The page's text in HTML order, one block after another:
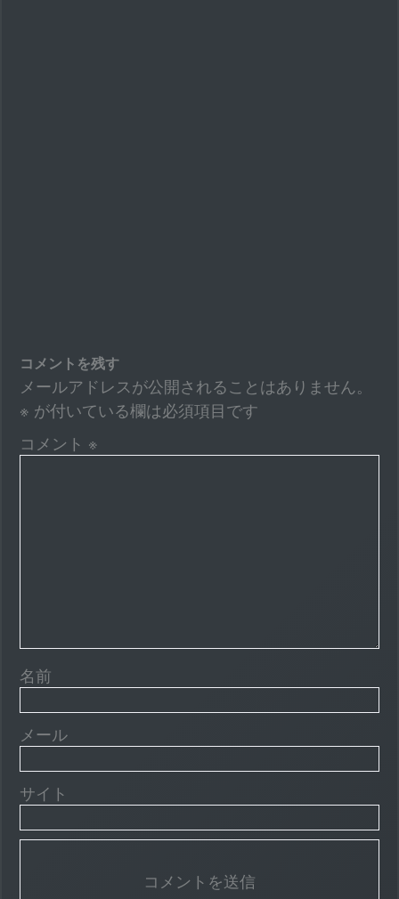
コメントを残す
メールアドレスが公開されることはありません。
※ が付いている欄は必須項目です
コメント ※
名前
メール
サイト